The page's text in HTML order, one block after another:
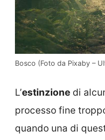
Bosco (Foto da Pixaby –
L’estinzione di
processo fine
quando una di